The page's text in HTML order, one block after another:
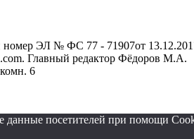
ЭЛ № ФС 77 - 71907от
Главный редактор Фёдоров М.А.
6
посетителей при помощи